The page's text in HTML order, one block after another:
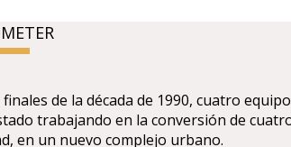
finales de la década de 1990, cuatro
trabajando en la conversión de
en un nuevo complejo urbano.